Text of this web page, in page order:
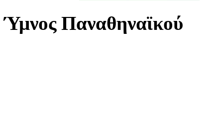
Ύμνος Παναθηναϊκού